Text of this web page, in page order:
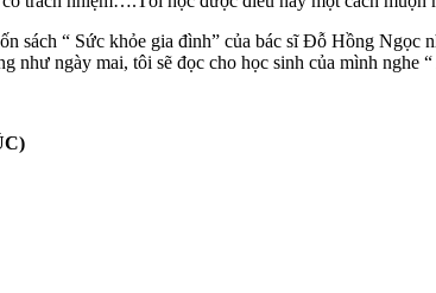
sách “ Sức khỏe gia đình” của bác sĩ Đỗ Hồng
như ngày mai, tôi sẽ đọc cho học sinh của mình